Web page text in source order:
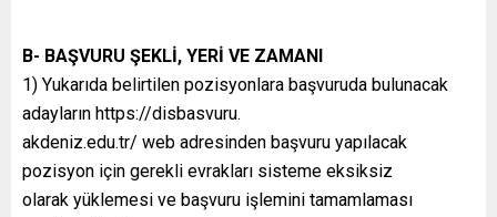
B- BAŞVURU ŞEKLİ, YERİ VE ZAMANI
1) Yukarıda belirtilen pozisyonlara başvuruda bulunacak
adayların https://disbasvuru.
akdeniz.edu.tr/ web adresinden başvuru yapılacak
pozisyon için gerekli evrakları sisteme eksiksiz
olarak yüklemesi ve başvuru işlemini tamamlaması